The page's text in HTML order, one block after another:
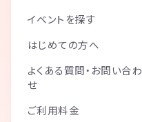
イベントを探す
はじめての方へ
よくある質問・お問い合わ
せ
ご利用料金